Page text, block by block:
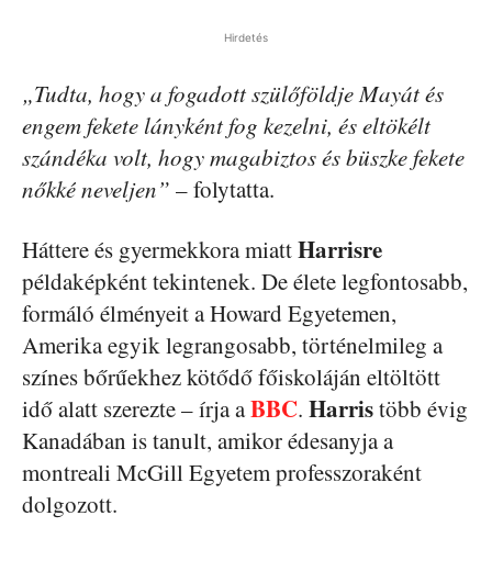
Hirdetés
„Tudta, hogy a fogadott szülőföldje Mayát és
engem fekete lányként fog kezelni, és eltökélt
szándéka volt, hogy magabiztos és büszke fekete
nőkké neveljen” – folytatta.
Háttere és gyermekkora miattHarrisre
példaképként tekintenek. De élete legfontosabb,
formáló élményeit a Howard Egyetemen,
Amerika egyik legrangosabb, történelmileg a
színes bőrűekhez kötődő főiskoláján eltöltött
idő alatt szerezte – írja aBBC. Harristöbb évig
Kanadában is tanult, amikor édesanyja a
montreali McGill Egyetem professzoraként
dolgozott.